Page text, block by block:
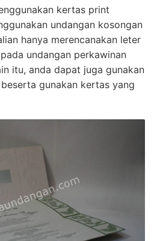
kertas print
undangan kosongan
hanya merencanakan leter
undangan perkawinan
itu, anda dapat juga gunakan
gunakan kertas yang